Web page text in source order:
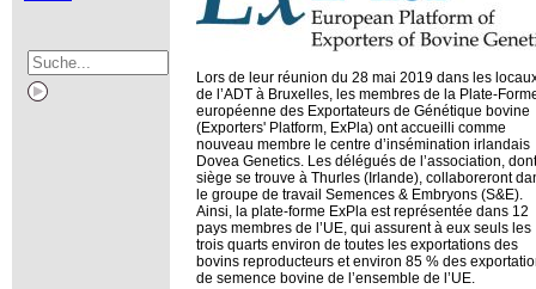
Lors de leur réunion du 28 mai 2019 dans les
de l’ADT à Bruxelles, les membres de la Plate-
européenne des Exportateurs de Génétique bovine
(Exporters' Platform, ExPla) ont accueilli comme
nouveau membre le centre d’insémination irlandais
Dovea Genetics. Les délégués de l’association,
siège se trouve à Thurles (Irlande), collaboreront
le groupe de travail Semences & Embryons (S&E).
Ainsi, la plate-forme ExPla est représentée dans 12
pays membres de l’UE, qui assurent à eux seuls les
trois quarts environ de toutes les exportations des
bovins reproducteurs et environ 85 % des
de semence bovine de l’ensemble de l’UE.